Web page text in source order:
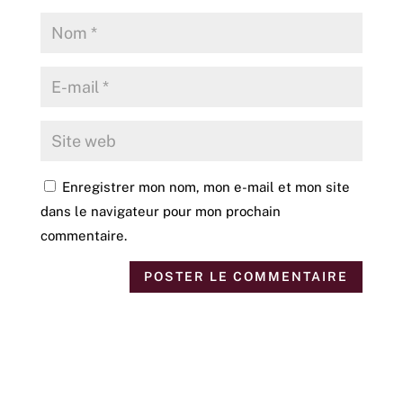
Enregistrer mon nom, mon e-mail et mon site
dans le navigateur pour mon prochain
commentaire.